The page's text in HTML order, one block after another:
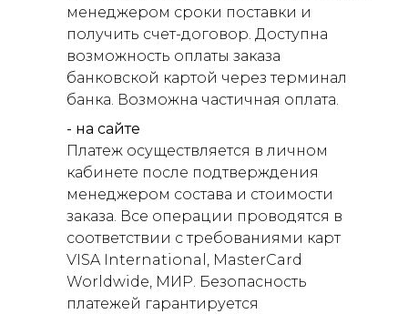
менеджером сроки поставки и
получить счет-договор. Доступна
возможность оплаты заказа
банковской картой через терминал
банка. Возможна частичная оплата.
- на сайте
Платеж осуществляется в личном
кабинете после подтверждения
менеджером состава и стоимости
заказа. Все операции проводятся в
соответствии с требованиями карт
VISA International, MasterCard
Worldwide, МИР. Безопасность
платежей гарантируется